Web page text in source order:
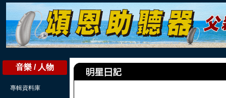
音樂 / 人物
專輯資料庫